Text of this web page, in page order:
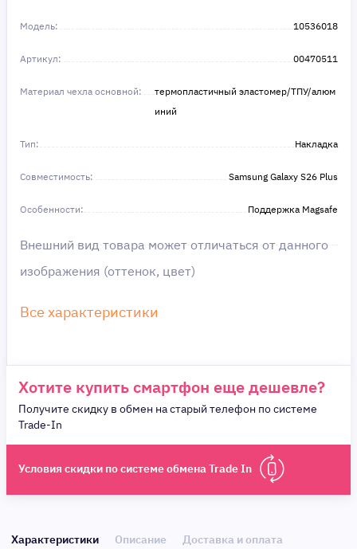
Получите то, что нужно, прямо сейчас. Ваше
удобство — наш приоритет! ✨
в этом!
Модель: 10536018
Артикул: 00470511
Материал чехла основной:
термопластичный эластомер/ТПУ/алюм
иний
Тип: Накладка
Совместимость: Samsung Galaxy S26 Plus
Особенности: Поддержка Magsafe
Внешний вид товара может отличаться от данного
изображения (оттенок, цвет)
Все характеристики
Хотите купить смартфон еще дешевле?
Получите скидку в обмен на старый телефон по системе
Trade-In
Условия скидки по системе обмена Trade In
Характеристики Описание Доставка и оплата